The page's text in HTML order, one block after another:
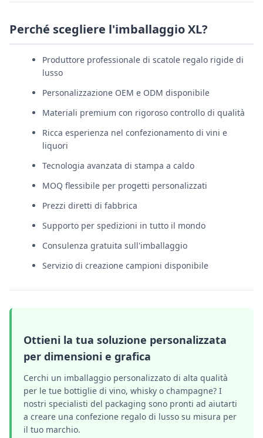
Perché scegliere l'imballaggio XL?
Produttore professionale di scatole regalo rigide di
lusso
Personalizzazione OEM e ODM disponibile
Materiali premium con rigoroso controllo di qualità
Ricca esperienza nel confezionamento di vini e
liquori
Tecnologia avanzata di stampa a caldo
MOQ flessibile per progetti personalizzati
Prezzi diretti di fabbrica
Supporto per spedizioni in tutto il mondo
Consulenza gratuita sull'imballaggio
Servizio di creazione campioni disponibile
Ottieni la tua soluzione personalizzata
per dimensioni e grafica
Cerchi un imballaggio personalizzato di alta qualità
per le tue bottiglie di vino, whisky o champagne? I
nostri specialisti del packaging sono pronti ad aiutarti
a creare una confezione regalo di lusso su misura per
il tuo marchio.